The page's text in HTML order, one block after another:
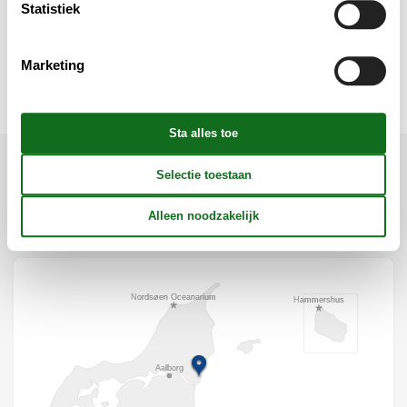
Toilet en badkamer
Whirlpool
Ligging & omgeving
Statistiek
Marketing